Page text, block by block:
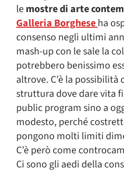
lemostre di arte
Galleria Borgheseha
consenso negli ultimi
mash-up con le sale la
potrebbero benissimo
altrove. C’è la possibilità
struttura dove dare vita
public program sino a
modesto, perché
pongono molti limiti
C’è però come
Ci sono gli aedi della